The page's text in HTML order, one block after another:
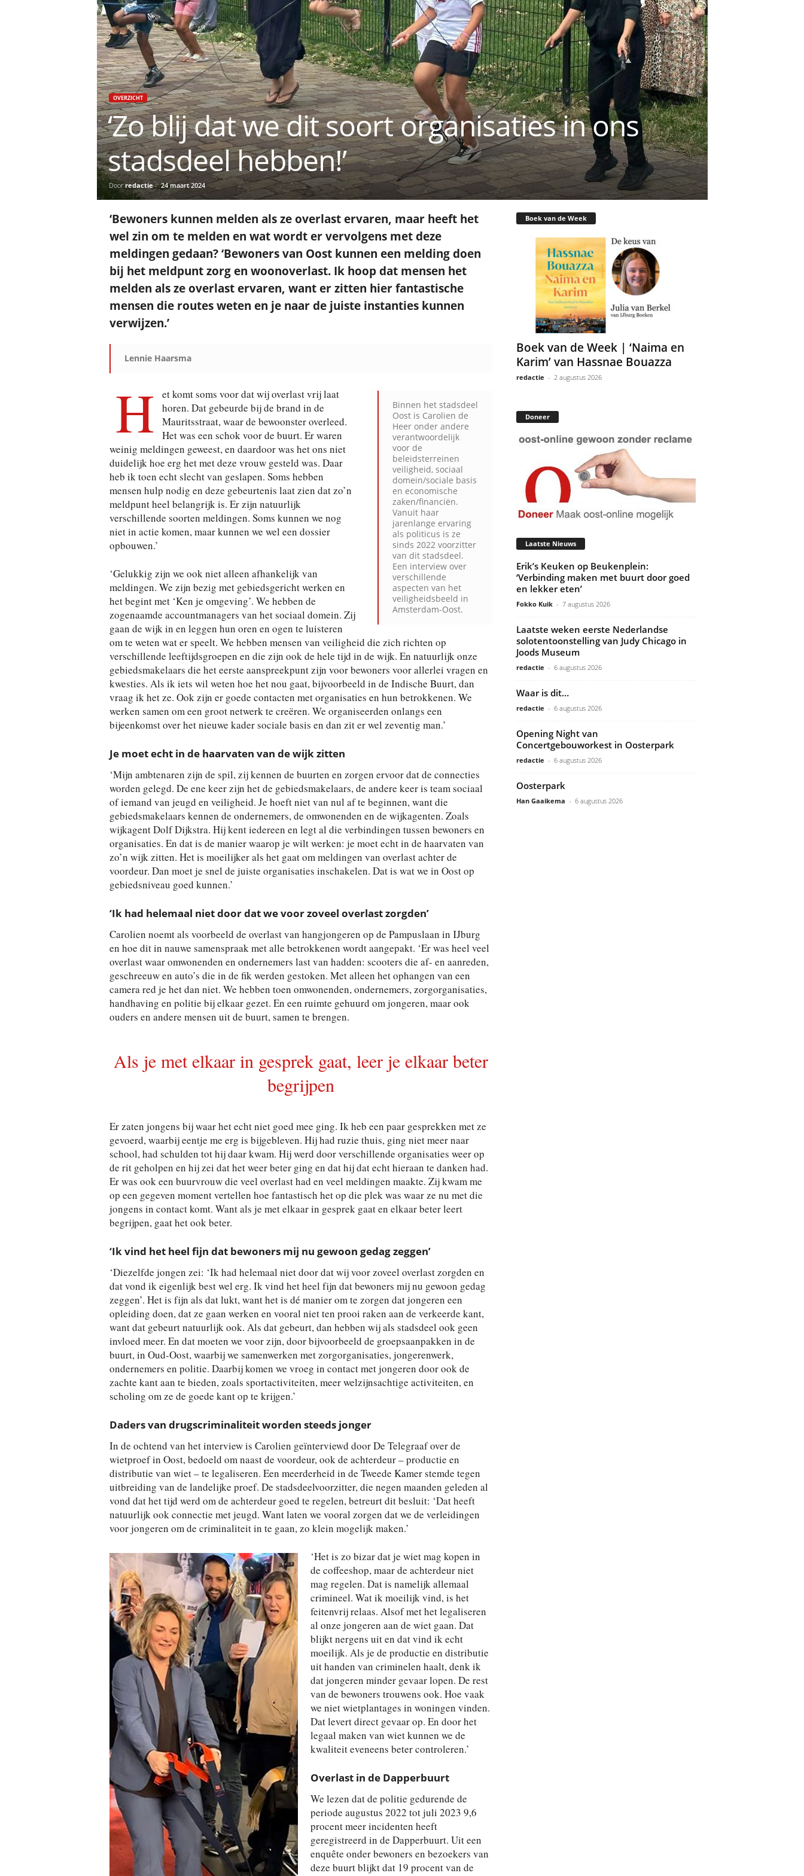
OVERZICHT
‘Zo blij dat we dit soort organisaties in ons
stadsdeel hebben!’
Door redactie- 24 maart 2024
‘Bewoners kunnen melden als ze overlast ervaren, maar heeft het
wel zin om te melden en wat wordt er vervolgens met deze
meldingen gedaan? ‘Bewoners van Oost kunnen een melding doen
bij het meldpunt zorg en woonoverlast. Ik hoop dat mensen het
melden als ze overlast ervaren, want er zitten hier fantastische
mensen die routes weten en je naar de juiste instanties kunnen
verwijzen.’
Lennie Haarsma
Binnen het stadsdeel
Oost is Carolien de
Heer onder andere
verantwoordelijk
voor de
beleidsterreinen
veiligheid, sociaal
domein/sociale basis
en economische
zaken/financiën.
Vanuit haar
jarenlange ervaring
als politicus is ze
sinds 2022 voorzitter
van dit stadsdeel.
Een interview over
verschillende
aspecten van het
veiligheidsbeeld in
Amsterdam-Oost.
H
et komt soms voor dat wij overlast vrij laat
horen. Dat gebeurde bij de brand in de
Mauritsstraat, waar de bewoonster overleed.
Het was een schok voor de buurt. Er waren
weinig meldingen geweest, en daardoor was het ons niet
duidelijk hoe erg het met deze vrouw gesteld was. Daar
heb ik toen echt slecht van geslapen. Soms hebben
mensen hulp nodig en deze gebeurtenis laat zien dat zo’n
meldpunt heel belangrijk is. Er zijn natuurlijk
verschillende soorten meldingen. Soms kunnen we nog
niet in actie komen, maar kunnen we wel een dossier
opbouwen.’
‘Gelukkig zijn we ook niet alleen afhankelijk van
meldingen. We zijn bezig met gebiedsgericht werken en
het begint met ‘Ken je omgeving’. We hebben de
zogenaamde accountmanagers van het sociaal domein. Zij
gaan de wijk in en leggen hun oren en ogen te luisteren
om te weten wat er speelt. We hebben mensen van veiligheid die zich richten op
verschillende leeftijdsgroepen en die zijn ook de hele tijd in de wijk. En natuurlijk onze
gebiedsmakelaars die het eerste aanspreekpunt zijn voor bewoners voor allerlei vragen en
kwesties. Als ik iets wil weten hoe het nou gaat, bijvoorbeeld in de Indische Buurt, dan
vraag ik het ze. Ook zijn er goede contacten met organisaties en hun betrokkenen. We
werken samen om een groot netwerk te creëren. We organiseerden onlangs een
bijeenkomst over het nieuwe kader sociale basis en dan zit er wel zeventig man.’
Je moet echt in de haarvaten van de wijk zitten
‘Mijn ambtenaren zijn de spil, zij kennen de buurten en zorgen ervoor dat de connecties
worden gelegd. De ene keer zijn het de gebiedsmakelaars, de andere keer is team sociaal
of iemand van jeugd en veiligheid. Je hoeft niet van nul af te beginnen, want die
gebiedsmakelaars kennen de ondernemers, de omwonenden en de wijkagenten. Zoals
wijkagent Dolf Dijkstra. Hij kent iedereen en legt al die verbindingen tussen bewoners en
organisaties. En dat is de manier waarop je wilt werken: je moet echt in de haarvaten van
zo’n wijk zitten. Het is moeilijker als het gaat om meldingen van overlast achter de
voordeur. Dan moet je snel de juiste organisaties inschakelen. Dat is wat we in Oost op
gebiedsniveau goed kunnen.’
‘Ik had helemaal niet door dat we voor zoveel overlast zorgden’
Carolien noemt als voorbeeld de overlast van hangjongeren op de Pampuslaan in IJburg
en hoe dit in nauwe samenspraak met alle betrokkenen wordt aangepakt. ‘Er was heel veel
overlast waar omwonenden en ondernemers last van hadden: scooters die af- en aanreden,
geschreeuw en auto’s die in de fik werden gestoken. Met alleen het ophangen van een
camera red je het dan niet. We hebben toen omwonenden, ondernemers, zorgorganisaties,
handhaving en politie bij elkaar gezet. En een ruimte gehuurd om jongeren, maar ook
ouders en andere mensen uit de buurt, samen te brengen.
Als je met elkaar in gesprek gaat, leer je elkaar beter
begrijpen
Er zaten jongens bij waar het echt niet goed mee ging. Ik heb een paar gesprekken met ze
gevoerd, waarbij eentje me erg is bijgebleven. Hij had ruzie thuis, ging niet meer naar
school, had schulden tot hij daar kwam. Hij werd door verschillende organisaties weer op
de rit geholpen en hij zei dat het weer beter ging en dat hij dat echt hieraan te danken had.
Er was ook een buurvrouw die veel overlast had en veel meldingen maakte. Zij kwam me
op een gegeven moment vertellen hoe fantastisch het op die plek was waar ze nu met die
jongens in contact komt. Want als je met elkaar in gesprek gaat en elkaar beter leert
begrijpen, gaat het ook beter.
‘Ik vind het heel fijn dat bewoners mij nu gewoon gedag zeggen’
‘Diezelfde jongen zei: ‘Ik had helemaal niet door dat wij voor zoveel overlast zorgden en
dat vond ik eigenlijk best wel erg. Ik vind het heel fijn dat bewoners mij nu gewoon gedag
zeggen’. Het is fijn als dat lukt, want het is dé manier om te zorgen dat jongeren een
opleiding doen, dat ze gaan werken en vooral niet ten prooi raken aan de verkeerde kant,
want dat gebeurt natuurlijk ook. Als dat gebeurt, dan hebben wij als stadsdeel ook geen
invloed meer. En dat moeten we voor zijn, door bijvoorbeeld de groepsaanpakken in de
buurt, in Oud-Oost, waarbij we samenwerken met zorgorganisaties, jongerenwerk,
ondernemers en politie. Daarbij komen we vroeg in contact met jongeren door ook de
zachte kant aan te bieden, zoals sportactiviteiten, meer welzijnsachtige activiteiten, en
scholing om ze de goede kant op te krijgen.’
Daders van drugscriminaliteit worden steeds jonger
In de ochtend van het interview is Carolien geïnterviewd door De Telegraaf over de
wietproef in Oost, bedoeld om naast de voordeur, ook de achterdeur – productie en
distributie van wiet – te legaliseren. Een meerderheid in de Tweede Kamer stemde tegen
uitbreiding van de landelijke proef. De stadsdeelvoorzitter, die negen maanden geleden al
vond dat het tijd werd om de achterdeur goed te regelen, betreurt dit besluit: ‘Dat heeft
natuurlijk ook connectie met jeugd. Want laten we vooral zorgen dat we de verleidingen
voor jongeren om de criminaliteit in te gaan, zo klein mogelijk maken.’
‘Het is zo bizar dat je wiet mag kopen in
de coffeeshop, maar de achterdeur niet
mag regelen. Dat is namelijk allemaal
crimineel. Wat ik moeilijk vind, is het
feitenvrij relaas. Alsof met het legaliseren
al onze jongeren aan de wiet gaan. Dat
blijkt nergens uit en dat vind ik echt
moeilijk. Als je de productie en distributie
uit handen van criminelen haalt, denk ik
dat jongeren minder gevaar lopen. De rest
van de bewoners trouwens ook. Hoe vaak
we niet wietplantages in woningen vinden.
Dat levert direct gevaar op. En door het
legaal maken van wiet kunnen we de
kwaliteit eveneens beter controleren.’
Overlast in de Dapperbuurt
We lezen dat de politie gedurende de
periode augustus 2022 tot juli 2023 9,6
procent meer incidenten heeft
geregistreerd in de Dapperbuurt. Uit een
enquête onder bewoners en bezoekers van
deze buurt blijkt dat 19 procent van de
Boek van de Week
Boek van de Week | ‘Naima en
Karim’ van Hassnae Bouazza
redactie - 2 augustus 2026
Doneer
Laatste Nieuws
Erik’s Keuken op Beukenplein:
‘Verbinding maken met buurt door goed
en lekker eten’
Fokko Kuik - 7 augustus 2026
Laatste weken eerste Nederlandse
solotentoonstelling van Judy Chicago in
Joods Museum
redactie - 6 augustus 2026
Waar is dit…
redactie - 6 augustus 2026
Opening Night van
Concertgebouworkest in Oosterpark
redactie - 6 augustus 2026
Oosterpark
Han Gaaikema - 6 augustus 2026